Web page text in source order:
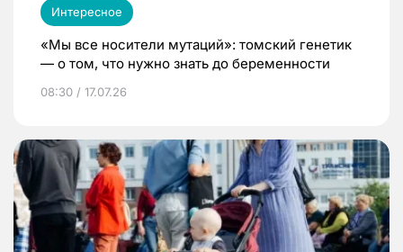
Интересное
«Мы все носители мутаций»: томский генетик
— о том, что нужно знать до беременности
08:30 / 17.07.26